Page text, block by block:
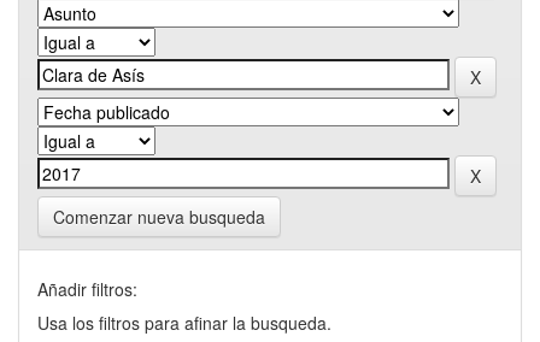
Comenzar nueva busqueda
Añadir filtros:
Usa los filtros para afinar la busqueda.